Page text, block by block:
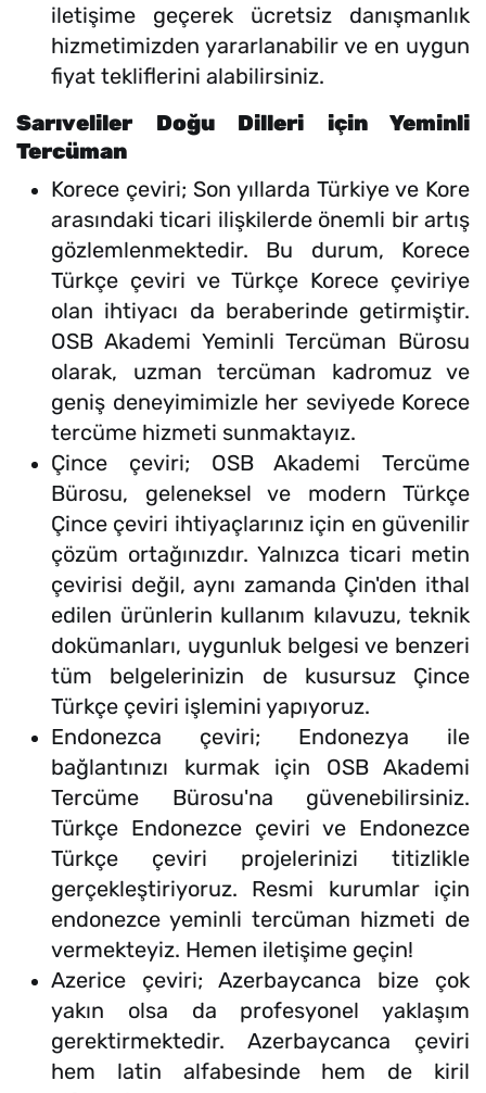
iletişime geçerek ücretsiz danışmanlık
hizmetimizden yararlanabilir ve en uygun
fiyat tekliflerini alabilirsiniz.
Sarıveliler Doğu Dilleri için Yeminli
Tercüman
Korece çeviri; Son yıllarda Türkiye ve Kore
arasındaki ticari ilişkilerde önemli bir artış
gözlemlenmektedir. Bu durum, Korece
Türkçe çeviri ve Türkçe Korece çeviriye
olan ihtiyacı da beraberinde getirmiştir.
OSB Akademi Yeminli Tercüman Bürosu
olarak, uzman tercüman kadromuz ve
geniş deneyimimizle her seviyede Korece
tercüme hizmeti sunmaktayız.
Çince çeviri; OSB Akademi Tercüme
Bürosu, geleneksel ve modern Türkçe
Çince çeviri ihtiyaçlarınız için en güvenilir
çözüm ortağınızdır. Yalnızca ticari metin
çevirisi değil, aynı zamanda Çin'den ithal
edilen ürünlerin kullanım kılavuzu, teknik
dokümanları, uygunluk belgesi ve benzeri
tüm belgelerinizin de kusursuz Çince
Türkçe çeviri işlemini yapıyoruz.
Endonezca çeviri; Endonezya ile
bağlantınızı kurmak için OSB Akademi
Tercüme Bürosu'na güvenebilirsiniz.
Türkçe Endonezce çeviri ve Endonezce
Türkçe çeviri projelerinizi titizlikle
gerçekleştiriyoruz. Resmi kurumlar için
endonezce yeminli tercüman hizmeti de
vermekteyiz. Hemen iletişime geçin!
Azerice çeviri; Azerbaycanca bize çok
yakın olsa da profesyonel yaklaşım
gerektirmektedir. Azerbaycanca çeviri
hem latin alfabesinde hem de kiril